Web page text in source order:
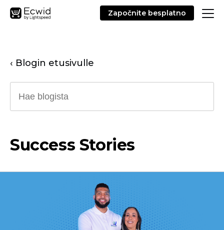
Započnite besplatno
‹ Blogin etusivulle
Success Stories